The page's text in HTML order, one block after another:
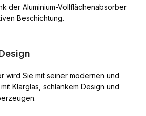
der Aluminium-Vollflächenabsorber
Beschichtung.
wird Sie mit seiner modernen und
Klarglas, schlankem Design und